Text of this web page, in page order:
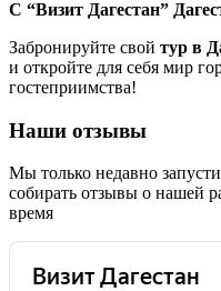
С “Визит Дагестан”
Забронируйте свой тур в
и откройте для себя мир
гостеприимства!
Наши отзывы
Мы только недавно
собирать отзывы о нашей
время